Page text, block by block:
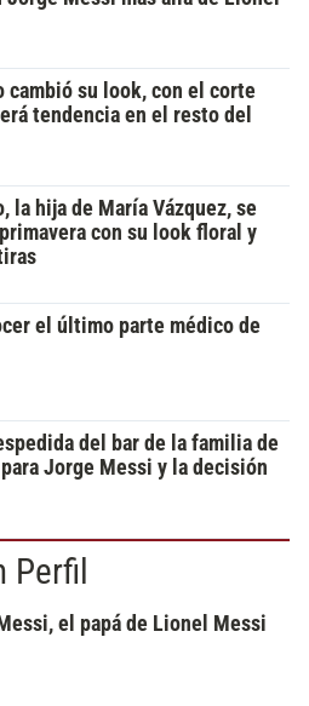
cambió su look, con el corte
tendencia en el resto del
la hija de María Vázquez, se
con su look floral y
el último parte médico de
del bar de la familia de
Jorge Messi y la decisión
el papá de Lionel Messi